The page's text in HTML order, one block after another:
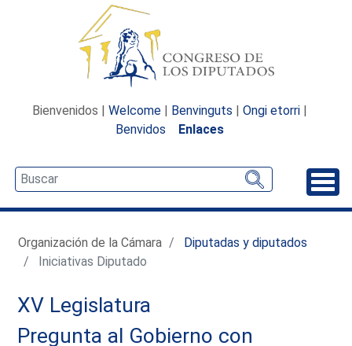
Bienvenidos | Welcome | Benvinguts | Ongi etorri |
Benvidos
Enlaces
Organización de la Cámara
Diputadas y diputados
Iniciativas Diputado
XV Legislatura
Pregunta al Gobierno con